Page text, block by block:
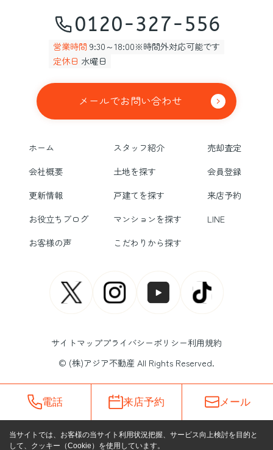
0120-327-556
営業時間 9:30～18:00※時間外対応可能です
定休日 水曜日
メールでお問い合わせ
ホーム スタッフ紹介
売却査定
会社概要
土地を探す
会員登録
更新情報
戸建てを探す
来店予約
お役立ちブログ
マンションを探す
LINE
お客様の声
こだわりから探す
サイトマッププライバシーポリシー利用規約
© (株)アジア不動産 All Rights Reserved.
電話 来店予約 メール
当サイトでは、お客様の当サイト利用状況把握、サービス向上検討を目的と
して、クッキー（Cookie）を使用しています。